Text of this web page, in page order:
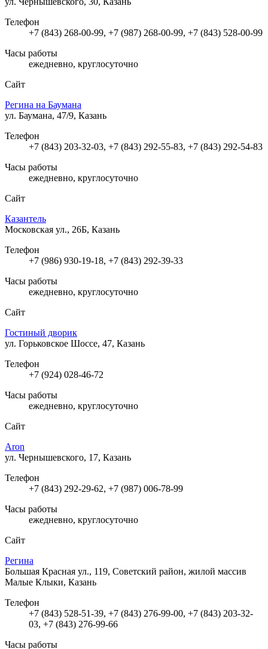
Телефон
+7 (843) 268-00-99, +7 (987) 268-00-99, +7 (843) 528-00-99
Часы работы
ежедневно, круглосуточно
Сайт
Регина на Баумана
ул. Баумана, 47/9, Казань
Телефон
+7 (843) 203-32-03, +7 (843) 292-55-83, +7 (843) 292-54-83
Часы работы
ежедневно, круглосуточно
Сайт
Казантель
Московская ул., 26Б, Казань
Телефон
+7 (986) 930-19-18, +7 (843) 292-39-33
Часы работы
ежедневно, круглосуточно
Сайт
Гостиный дворик
ул. Горьковское Шоссе, 47, Казань
Телефон
+7 (924) 028-46-72
Часы работы
ежедневно, круглосуточно
Сайт
Aron
ул. Чернышевского, 17, Казань
Телефон
+7 (843) 292-29-62, +7 (987) 006-78-99
Часы работы
ежедневно, круглосуточно
Сайт
Регина
Большая Красная ул., 119, Советский район, жилой массив
Малые Клыки, Казань
Телефон
+7 (843) 528-51-39, +7 (843) 276-99-00, +7 (843) 203-32-
03, +7 (843) 276-99-66
Часы работы